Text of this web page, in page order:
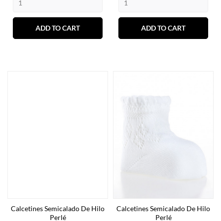
ADD TO CART ADD TO CART
Calcetines Semicalado De Hilo
Perlé
Calcetines Semicalado De Hilo
Perlé